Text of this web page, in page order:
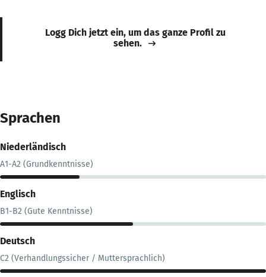
Logg Dich jetzt ein, um das ganze Profil zu
sehen.
Sprachen
Niederländisch
A1-A2 (Grundkenntnisse)
Englisch
B1-B2 (Gute Kenntnisse)
Deutsch
C2 (Verhandlungssicher / Muttersprachlich)